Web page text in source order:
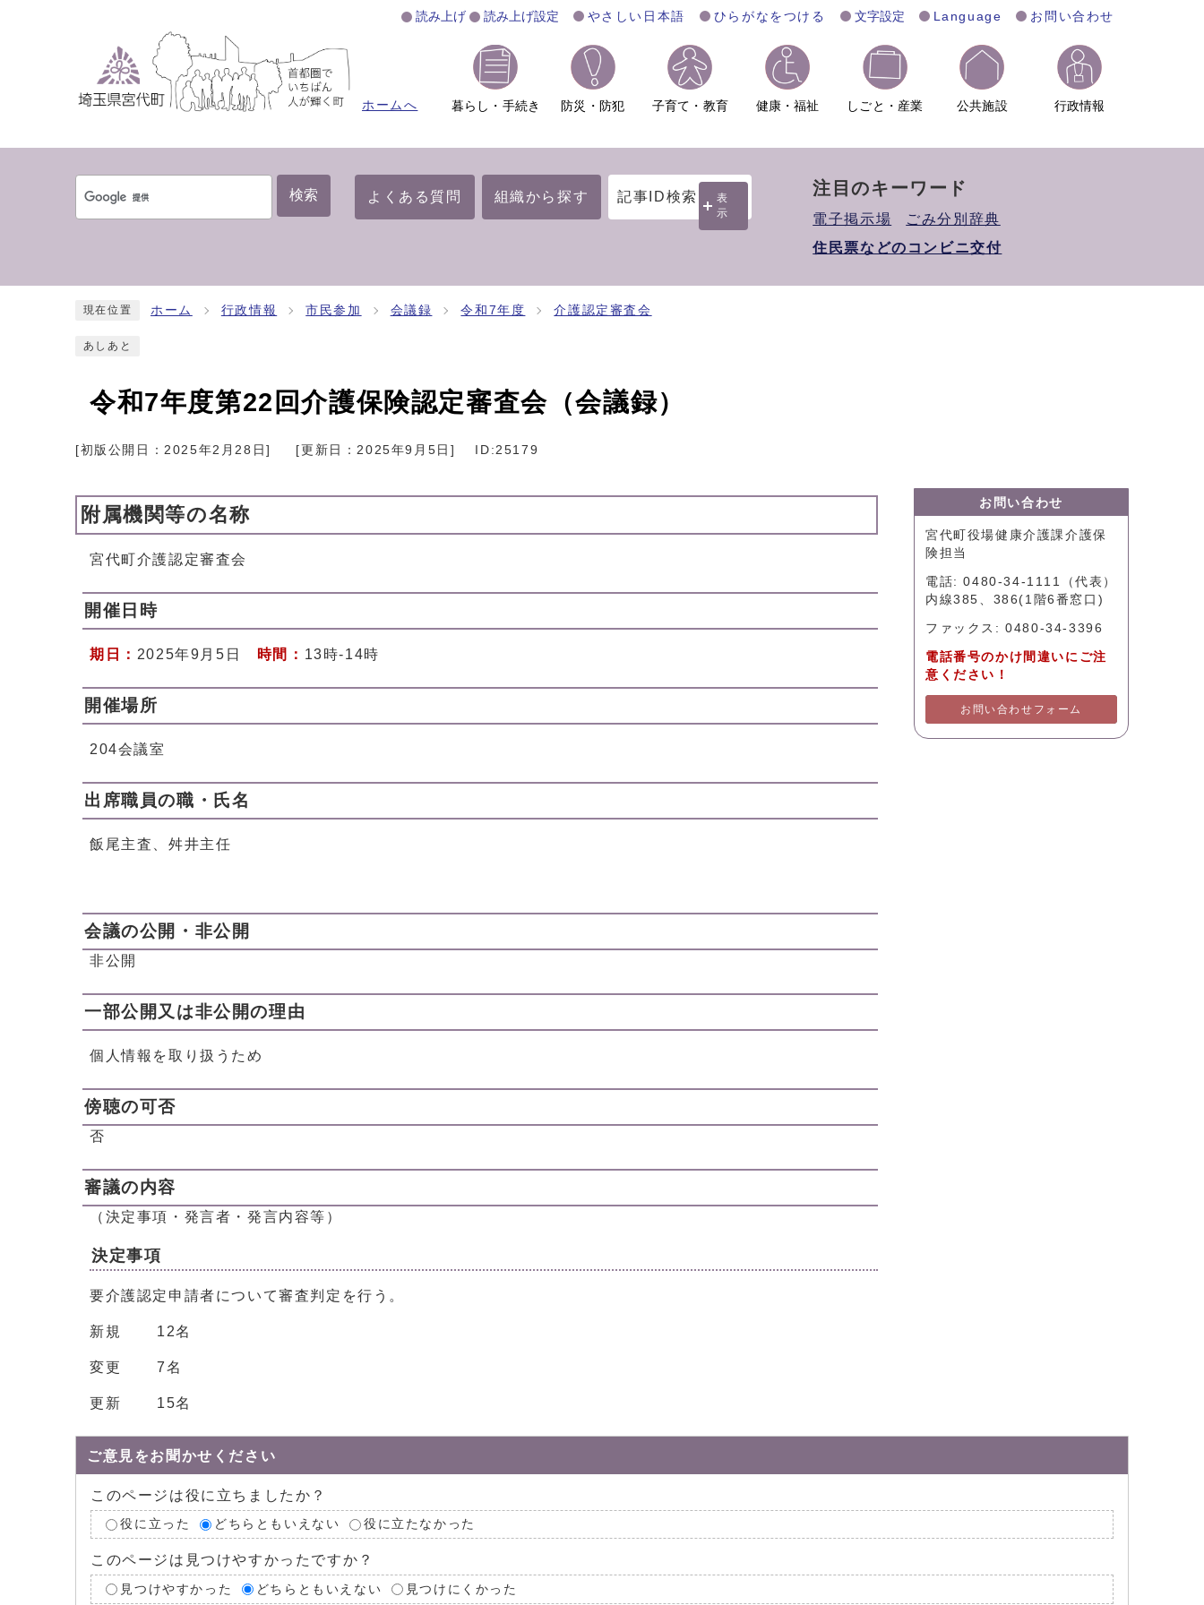
読み上げ 読み上げ設定 やさしい日本語 ひらがなをつける 文字設定 Language お問い合わせ
ホームへ 暮らし・手続き 防災・防犯 子育て・教育 健康・福祉 しごと・産業 公共施設 行政情報
検索 よくある質問 組織から探す 記事ID検索
表
示
注目のキーワード
電子掲示場
ごみ分別辞典
住民票などのコンビニ交付
現在位置 ホーム 行政情報 市民参加 会議録 令和7年度 介護認定審査会
あしあと
令和7年度第22回介護保険認定審査会（会議録）
[初版公開日：2025年2月28日] [更新日：2025年9月5日 ] ID:25179
附属機関等の名称
宮代町介護認定審査会
開催日時
期日： 2025年9月5日 時間： 13時-14時
開催場所
204会議室
出席職員の職・氏名
飯尾主査、舛井主任
会議の公開・非公開
非公開
一部公開又は非公開の理由
個人情報を取り扱うため
傍聴の可否
否
審議の内容
（決定事項・発言者・発言内容等）
決定事項
要介護認定申請者について審査判定を行う。
新規 12名
変更 7名
更新 15名
お問い合わせ
宮代町役場健康介護課介護保
険担当
電話: 0480-34-1111（代表）
内線385、386(1階6番窓口)
ファックス: 0480-34-3396
電話番号のかけ間違いにご注
意ください！
お問い合わせフォーム
ご意見をお聞かせください
このページは役に立ちましたか？
役に立った どちらともいえない 役に立たなかった
このページは見つけやすかったですか？
見つけやすかった どちらともいえない 見つけにくかった